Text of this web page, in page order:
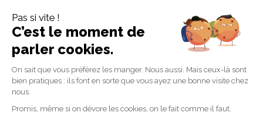
Vous êtes un usager non-voyant ou malyoyant ?
Suivez le blogAccessibilite-DV
par Lise notre
experte accessibilité.
Suivez-nous
Linkedin